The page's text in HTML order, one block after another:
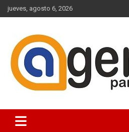
Saltar
al
jueves, agosto 6, 2026
Agenda Paraguay